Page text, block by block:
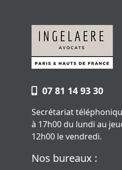
07 81 14 93 30
Secrétariat
à 17h00 du lundi au
12h00 le vendredi.
Nos bureaux :